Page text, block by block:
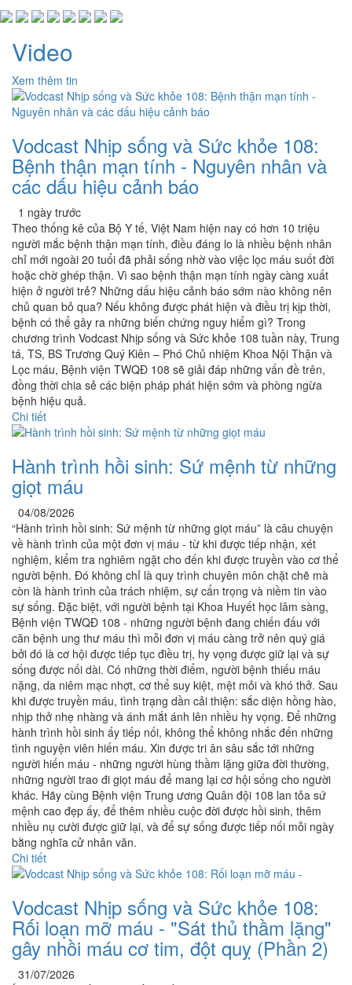
Video
Xem thêm tin
Vodcast Nhịp sống và Sức khỏe 108:
Bệnh thận mạn tính - Nguyên nhân và
các dấu hiệu cảnh báo
1 ngày trước
Theo thống kê của Bộ Y tế, Việt Nam hiện nay có hơn 10 triệu
người mắc bệnh thận mạn tính, điều đáng lo là nhiều bệnh nhân
chỉ mới ngoài 20 tuổi đã phải sống nhờ vào việc lọc máu suốt đời
hoặc chờ ghép thận. Vì sao bệnh thận mạn tính ngày càng xuất
hiện ở người trẻ? Những dấu hiệu cảnh báo sớm nào không nên
chủ quan bỏ qua? Nếu không được phát hiện và điều trị kịp thời,
bệnh có thể gây ra những biến chứng nguy hiểm gì? Trong
chương trình Vodcast Nhịp sống và Sức khỏe 108 tuần này, Trung
tá, TS, BS Trương Quý Kiên – Phó Chủ nhiệm Khoa Nội Thận và
Lọc máu, Bệnh viện TWQĐ 108 sẽ giải đáp những vấn đề trên,
đồng thời chia sẻ các biện pháp phát hiện sớm và phòng ngừa
bệnh hiệu quả.
Chi tiết
Hành trình hồi sinh: Sứ mệnh từ những
giọt máu
04/08/2026
“Hành trình hồi sinh: Sứ mệnh từ những giọt máu” là câu chuyện
về hành trình của một đơn vị máu - từ khi được tiếp nhận, xét
nghiệm, kiểm tra nghiêm ngặt cho đến khi được truyền vào cơ thể
người bệnh. Đó không chỉ là quy trình chuyên môn chặt chẽ mà
còn là hành trình của trách nhiệm, sự cẩn trọng và niềm tin vào
sự sống. Đặc biệt, với người bệnh tại Khoa Huyết học lâm sàng,
Bệnh viện TWQĐ 108 - những người bệnh đang chiến đấu với
căn bệnh ung thư máu thì mỗi đơn vị máu càng trở nên quý giá
bởi đó là cơ hội được tiếp tục điều trị, hy vọng được giữ lại và sự
sống được nối dài. Có những thời điểm, người bệnh thiếu máu
nặng, da niêm mạc nhợt, cơ thể suy kiệt, mệt mỏi và khó thở. Sau
khi được truyền máu, tình trạng dần cải thiện: sắc diện hồng hào,
nhịp thở nhẹ nhàng và ánh mắt ánh lên nhiều hy vọng. Để những
hành trình hồi sinh ấy tiếp nối, không thể không nhắc đến những
tình nguyện viên hiến máu. Xin được tri ân sâu sắc tới những
người hiến máu - những người hùng thầm lặng giữa đời thường,
những người trao đi giọt máu để mang lại cơ hội sống cho người
khác. Hãy cùng Bệnh viện Trung ương Quân đội 108 lan tỏa sứ
mệnh cao đẹp ấy, để thêm nhiều cuộc đời được hồi sinh, thêm
nhiều nụ cười được giữ lại, và để sự sống được tiếp nối mỗi ngày
bằng nghĩa cử nhân văn.
Chi tiết
Vodcast Nhịp sống và Sức khỏe 108:
Rối loạn mỡ máu - "Sát thủ thầm lặng"
gây nhồi máu cơ tim, đột quỵ (Phần 2)
31/07/2026